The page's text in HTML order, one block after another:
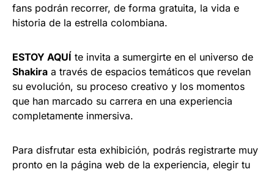
fans podrán recorrer, de forma gratuita, la vida e
historia de la estrella colombiana.
ESTOY AQUÍ te invita a sumergirte en el universo de
Shakira a través de espacios temáticos que revelan
su evolución, su proceso creativo y los momentos
que han marcado su carrera en una experiencia
completamente inmersiva.
Para disfrutar esta exhibición, podrás registrarte muy
pronto en la página web de la experiencia, elegir tu